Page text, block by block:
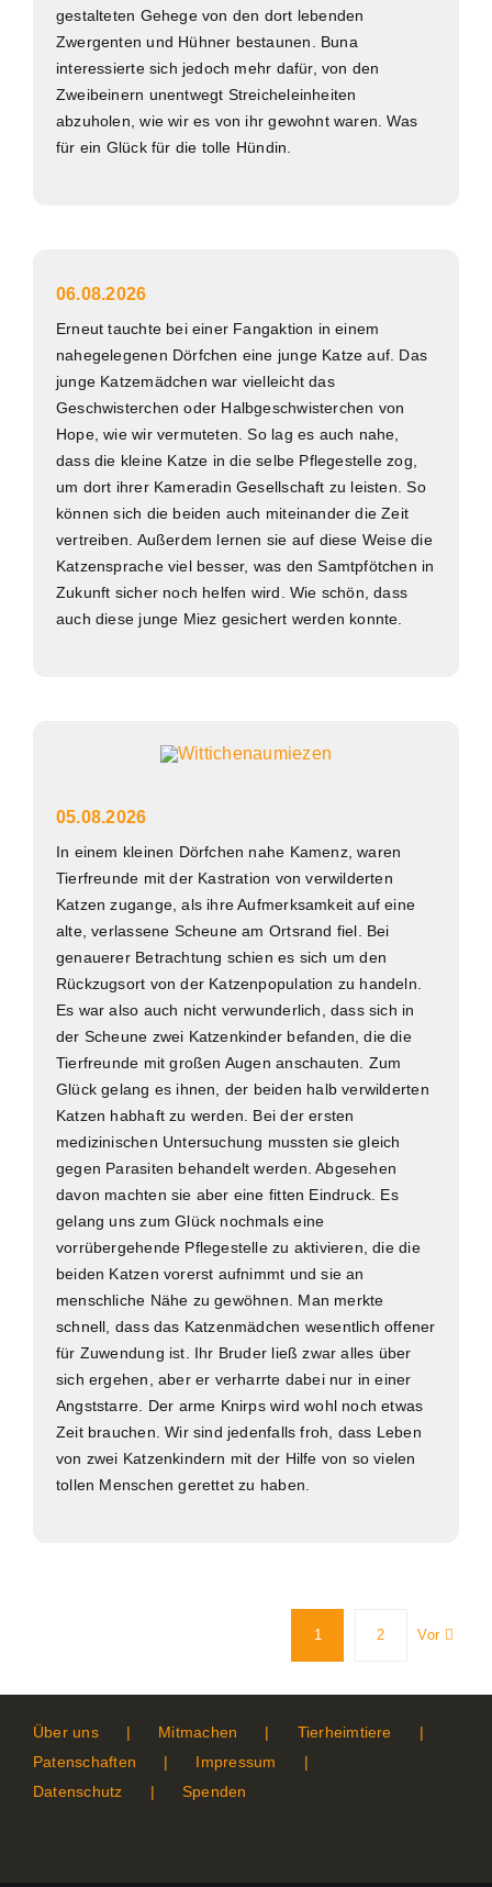
gestalteten Gehege von den dort lebenden
Zwergenten und Hühner bestaunen. Buna
interessierte sich jedoch mehr dafür, von den
Zweibeinern unentwegt Streicheleinheiten
abzuholen, wie wir es von ihr gewohnt waren. Was
für ein Glück für die tolle Hündin.
06.08.2026
Erneut tauchte bei einer Fangaktion in einem
nahegelegenen Dörfchen eine junge Katze auf. Das
junge Katzemädchen war vielleicht das
Geschwisterchen oder Halbgeschwisterchen von
Hope, wie wir vermuteten. So lag es auch nahe,
dass die kleine Katze in die selbe Pflegestelle zog,
um dort ihrer Kameradin Gesellschaft zu leisten. So
können sich die beiden auch miteinander die Zeit
vertreiben. Außerdem lernen sie auf diese Weise die
Katzensprache viel besser, was den Samtpfötchen in
Zukunft sicher noch helfen wird. Wie schön, dass
auch diese junge Miez gesichert werden konnte.
05.08.2026
In einem kleinen Dörfchen nahe Kamenz, waren
Tierfreunde mit der Kastration von verwilderten
Katzen zugange, als ihre Aufmerksamkeit auf eine
alte, verlassene Scheune am Ortsrand fiel. Bei
genauerer Betrachtung schien es sich um den
Rückzugsort von der Katzenpopulation zu handeln.
Es war also auch nicht verwunderlich, dass sich in
der Scheune zwei Katzenkinder befanden, die die
Tierfreunde mit großen Augen anschauten. Zum
Glück gelang es ihnen, der beiden halb verwilderten
Katzen habhaft zu werden. Bei der ersten
medizinischen Untersuchung mussten sie gleich
gegen Parasiten behandelt werden. Abgesehen
davon machten sie aber eine fitten Eindruck. Es
gelang uns zum Glück nochmals eine
vorrübergehende Pflegestelle zu aktivieren, die die
beiden Katzen vorerst aufnimmt und sie an
menschliche Nähe zu gewöhnen. Man merkte
schnell, dass das Katzenmädchen wesentlich offener
für Zuwendung ist. Ihr Bruder ließ zwar alles über
sich ergehen, aber er verharrte dabei nur in einer
Angststarre. Der arme Knirps wird wohl noch etwas
Zeit brauchen. Wir sind jedenfalls froh, dass Leben
von zwei Katzenkindern mit der Hilfe von so vielen
tollen Menschen gerettet zu haben.
1 2 Vor
Über uns Mitmachen
Tierheimtiere
Patenschaften
Impressum
Datenschutz
Spenden